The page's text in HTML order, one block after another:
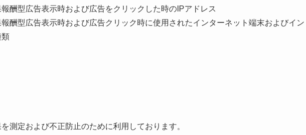
酬型広告表示時および広告をクリックした時のIPアドレス
酬型広告表示時および広告クリック時に使用されたインターネット端末およびイン
類
測定および不正防止のために利用しております。